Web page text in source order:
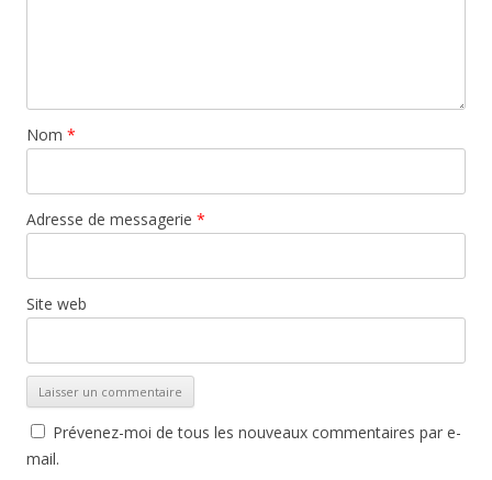
Nom *
Adresse de messagerie *
Site web
Prévenez-moi de tous les nouveaux commentaires par e-
mail.